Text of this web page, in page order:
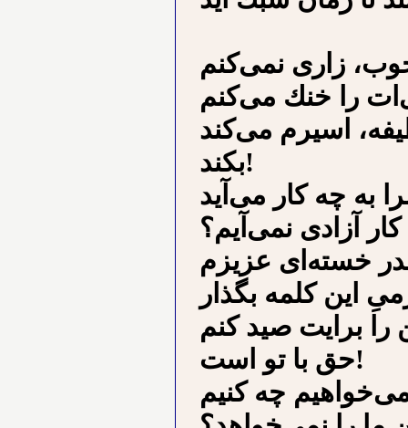
ﺯﺍﺭﻯ ﻧﻤﻰﻛﻨﻢ
ﺭﺍ ﺧﻨﻚ ﻣﻰﻛﻨﻢ
ﺍﺳﻴﺮﻡ ﻣﻰﻛﻨﺪ
ﺑﻜﻨﺪ!
ﺑﻪ ﭼﻪ ﻛﺎﺭ ﻣﻰﺁﻳﺪ
ﺁﺯﺍﺩﻯ ﻧﻤﻰﺁﻳﻢ؟
ﺍﻳﻦ ﻛﻠﻤﻪ ﺑﮕﺬﺍﺭ
ﺭﺍ ﺑﺮﺍﻳﺖ ﺻﻴﺪ ﻛﻨﻢ
ﺣﻖ ﺑﺎ ﺗﻮ ﺍﺳﺖ!
ﭼﻪ ﻛﻨﻴﻢ